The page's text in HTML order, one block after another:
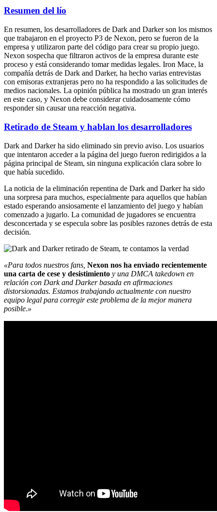
Resumen del lío
En resumen, los desarrolladores de Dark and Darker son los mismos
que trabajaron en el proyecto P3 de Nexon, pero se fueron de la
empresa y utilizaron parte del código para crear su propio juego.
Nexon sospecha que filtraron activos de la empresa durante este
proceso y está considerando tomar medidas legales. Iron Mace, la
compañía detrás de Dark and Darker, ha hecho varias entrevistas
con emisoras extranjeras pero no ha respondido a las solicitudes de
medios nacionales. La opinión pública ha mostrado un gran interés
en este caso, y Nexon debe considerar cuidadosamente cómo
responder sin causar una reacción negativa.
Retirado de Steam y hablan los desarrolladores
Dark and Darker ha sido eliminado sin previo aviso. Los usuarios
que intentaron acceder a la página del juego fueron redirigidos a la
página principal de Steam, sin ninguna explicación clara sobre lo
que había sucedido.
La noticia de la eliminación repentina de Dark and Darker ha sido
una sorpresa para muchos, especialmente para aquellos que habían
estado esperando ansiosamente el lanzamiento del juego y habían
comenzado a jugarlo. La comunidad de jugadores se encuentra
desconcertada y se especula sobre las posibles razones detrás de esta
decisión.
«Para todos nuestros fans, Nexon nos ha enviado recientemente
una carta de cese y desistimiento y una DMCA takedown en
relación con Dark and Darker basada en afirmaciones
distorsionadas. Estamos trabajando actualmente con nuestro
equipo legal para corregir este problema de la mejor manera
posible.»